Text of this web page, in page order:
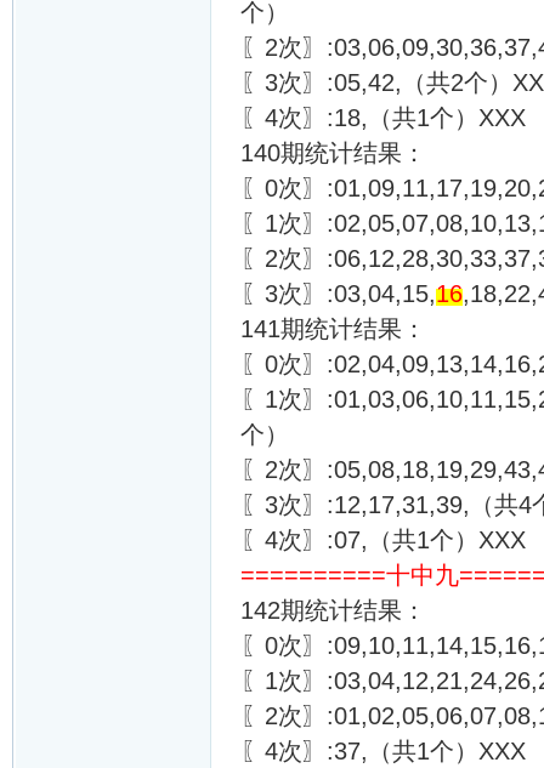
个）
〖2次〗
〖3次〗:05,42,（共2个）
〖4次〗:18,（共1个）XXX
140期统计结果：
〖0次〗
〖1次〗
〖2次〗
〖3次〗:03,04,15,16
141期统计结果：
〖0次〗
〖1次〗
个）
〖2次〗
〖3次〗:12,17,31,39,（共4
〖4次〗:07,（共1个）XXX
==========十中九
142期统计结果：
〖0次〗
〖1次〗
〖2次〗
〖4次〗:37,（共1个）XXX